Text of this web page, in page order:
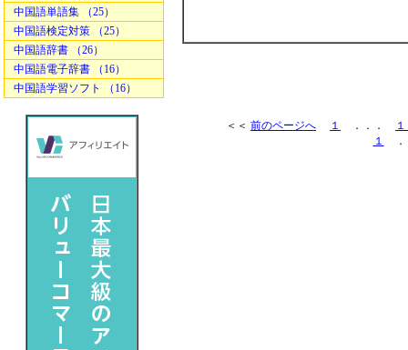
中国語単語集 （25）
中国語検定対策 （25）
中国語辞書 （26）
中国語電子辞書 （16）
中国語学習ソフト （16）
＜＜ 前のページへ １ ．．．
１